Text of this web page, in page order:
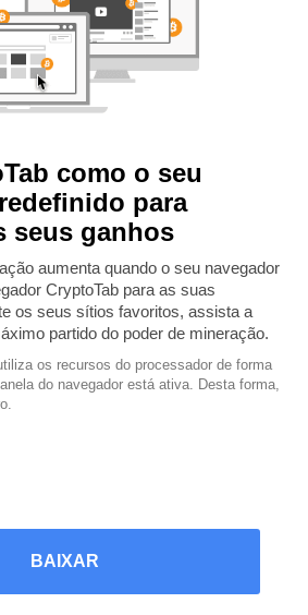
como o seu
para
seus ganhos
aumenta quando o seu navegador
CryptoTab para as suas
os seus sítios favoritos, assista a
partido do poder de mineração.
os recursos do processador de forma
do navegador está ativa. Desta forma,
BAIXAR